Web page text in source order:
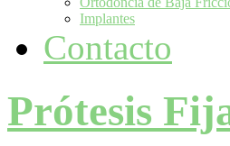
Implantes
Contacto
Prótesis